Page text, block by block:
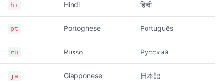
hi Hindi हिन्दी
pt Portoghese Português
ru Russo Русский
ja Giapponese 日本語